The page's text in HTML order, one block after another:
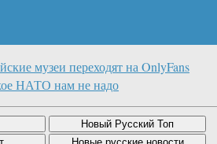
музеи переходят на OnlyFans
НАТО нам не надо